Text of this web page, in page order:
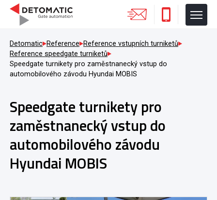
Detomatic Reference
Reference vstupních turniketů
Reference speedgate turniketů
Speedgate turnikety pro zaměstnanecký vstup do
automobilového závodu Hyundai MOBIS
Speedgate turnikety pro
zaměstnanecký vstup do
automobilového závodu
Hyundai MOBIS